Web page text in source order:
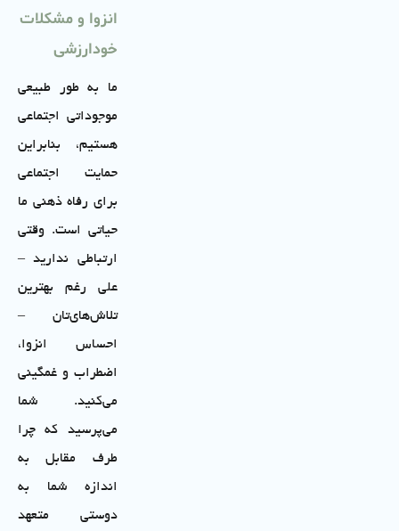
انزوا و مشکلات
خودارزشی
ما به طور طبیعی
موجوداتی اجتماعی
هستیم، بنابراین
حمایت اجتماعی
برای رفاه ذهنی ما
حیاتی است. وقتی
ارتباطی ندارید –
علی رغم بهترین
تلاش‌های‌تان –
احساس انزوا،
اضطراب و غمگینی
می‌کنید. شما
می‌پرسید که چرا
طرف مقابل به
اندازه شما به
دوستی متعهد